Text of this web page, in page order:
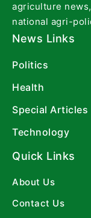
agriculture
national agri-
News Links
Politics
Health
Special Articles
Technology
Quick Links
About Us
Contact Us